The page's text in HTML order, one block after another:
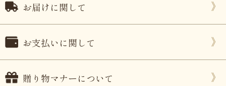
お届けに関して
お支払いに関して
贈り物マナーについて